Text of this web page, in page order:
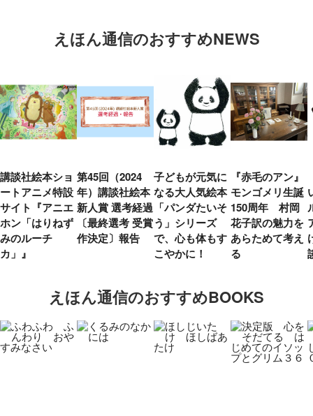
えほん通信のおすすめNEWS
講談社絵本ショ
ートアニメ特設
サイト『アニエ
ホン「はりねず
みのルーチ
カ」』
第45回（2024
年）講談社絵本
新人賞 選考経過
〔最終選考 受賞
作決定〕報告
子どもが元気に
なる大人気絵本
「パンダたいそ
う」シリーズ
で、心も体もす
こやかに！
『赤毛のアン』
モンゴメリ生誕
150周年 村岡
花子訳の魅力を
あらためて考え
る
えほん通信のおすすめBOOKS